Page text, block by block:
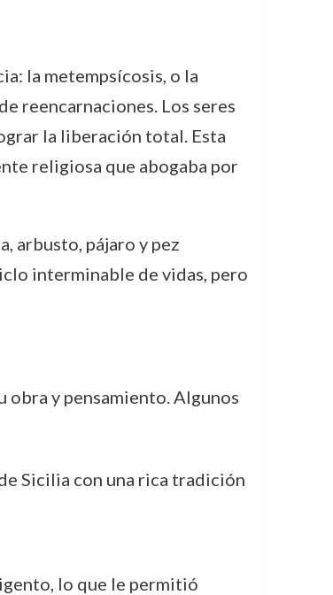
la metempsícosis, o la
reencarnaciones. Los seres
la liberación total. Esta
religiosa que abogaba por
arbusto, pájaro y pez
interminable de vidas, pero
obra y pensamiento. Algunos
Sicilia con una rica tradición
lo que le permitió